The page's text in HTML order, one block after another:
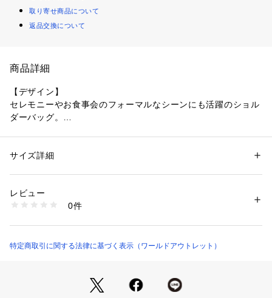
取り寄せ商品について
返品交換について
商品詳細
【デザイン】
セレモニーやお食事会のフォーマルなシーンにも活躍のショル
ダーバッグ。
のたびにさりげないコントラストが楽しめます。
多彩な持ち方が可能。
中はアコーディオン構造なので、見た目はコンパクトでも、ス
カラーはブラックとライトピンクの2色展開。
性別：レディース
素材：床革
商品番号：
153-05020 （ショップ）
サイズ詳細
レビュー
0件
特定商取引に関する法律に基づく表示（ワールドアウトレット）